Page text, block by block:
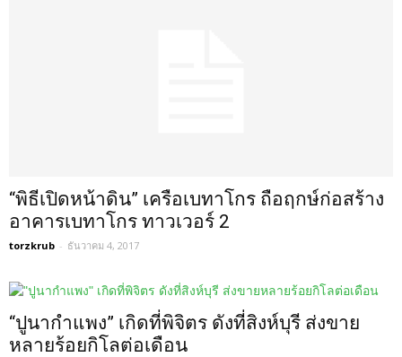
“พิธีเปิดหน้าดิน” เครือเบทาโกร ถือฤกษ์ก่อสร้าง
อาคารเบทาโกร ทาวเวอร์ 2
torzkrub - ธันวาคม 4, 2017
“ปูนากำแพง” เกิดที่พิจิตร ดังที่สิงห์บุรี ส่งขาย
หลายร้อยกิโลต่อเดือน